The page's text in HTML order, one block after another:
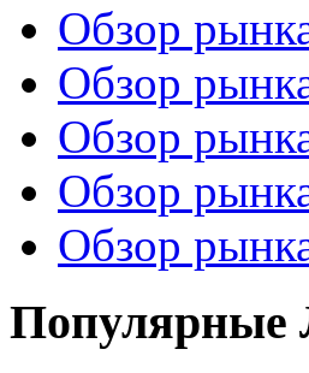
Обзор
Обзор
Обзор
Обзор
Обзор